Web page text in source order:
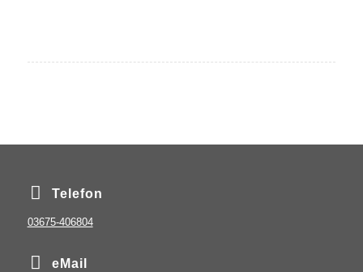
Telefon
03675-406804
eMail